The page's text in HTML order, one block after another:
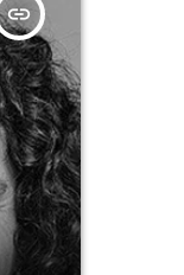
insert_link